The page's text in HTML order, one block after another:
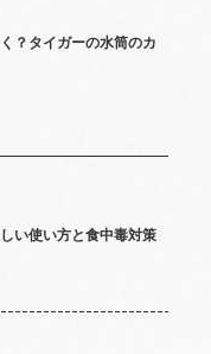
？タイガーの水筒のカ
い使い方と食中毒対策